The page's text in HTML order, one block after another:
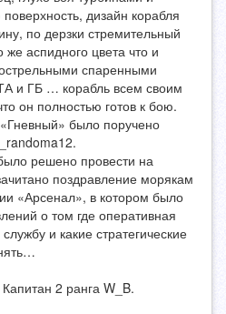
дизайн корабля
по дерзки стремительный
же аспидного цвета что и
спаренными
и ГБ … корабль всем своим
он полностью готов к бою.
было поручено
решено провести на
поздравление морякам
«Арсенал», в котором было
о том где оперативная
и какие стратегические
2 ранга W_B.